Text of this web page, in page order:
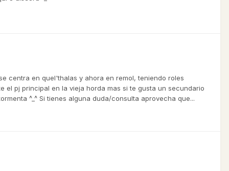
centra en quel'thalas y ahora en remol, teniendo roles
pj principal en la vieja horda mas si te gusta un secundario
^_^ Si tienes alguna duda/consulta aprovecha que...